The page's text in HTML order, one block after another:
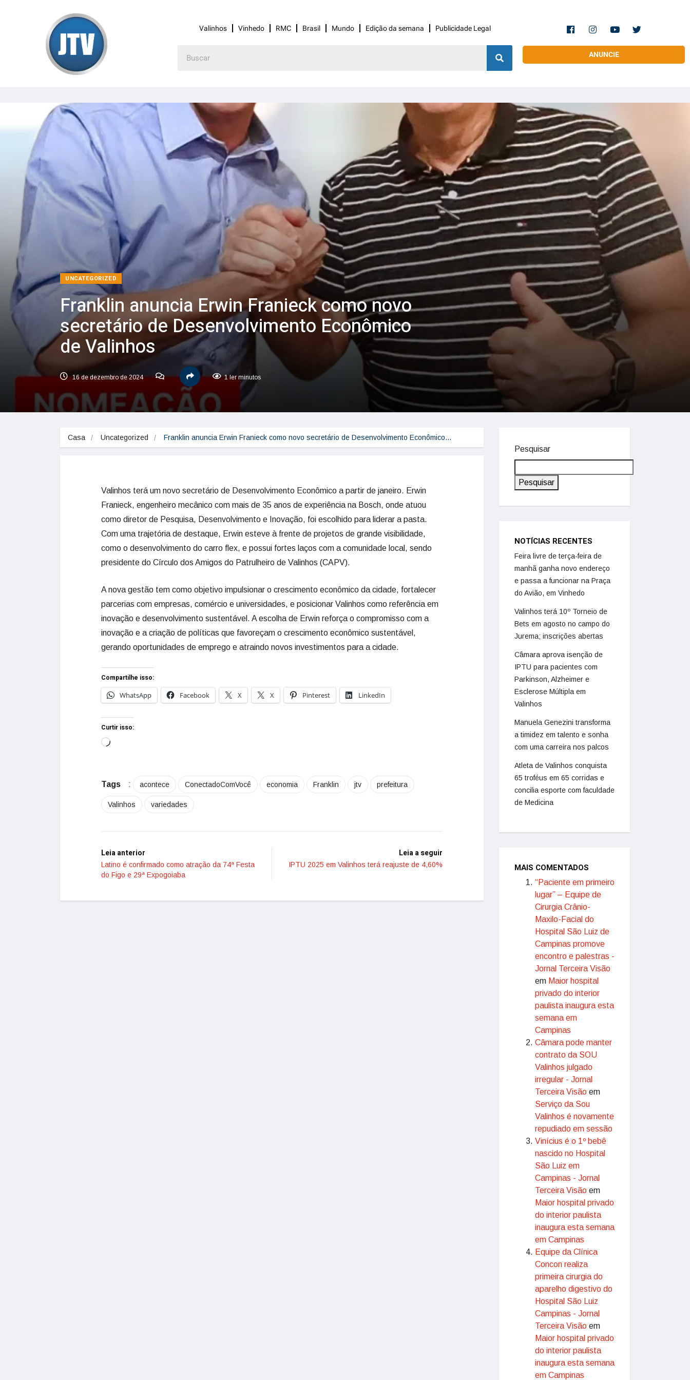
Valinhos Vinhedo RMC Brasil Mundo Edição da semana Publicidade Legal
ANUNCIE
UNCATEGORIZED
Franklin anuncia Erwin Franieck como novo
secretário de Desenvolvimento Econômico
de Valinhos
16 de dezembro de 2024 1 ler minutos
Casa Uncategorized Franklin anuncia Erwin Franieck como novo secretário de Desenvolvimento Econômico…
Valinhos terá um novo secretário de Desenvolvimento Econômico a partir de janeiro. Erwin
Franieck, engenheiro mecânico com mais de 35 anos de experiência na Bosch, onde atuou
como diretor de Pesquisa, Desenvolvimento e Inovação, foi escolhido para liderar a pasta.
Com uma trajetória de destaque, Erwin esteve à frente de projetos de grande visibilidade,
como o desenvolvimento do carro flex, e possui fortes laços com a comunidade local, sendo
presidente do Círculo dos Amigos do Patrulheiro de Valinhos (CAPV).
A nova gestão tem como objetivo impulsionar o crescimento econômico da cidade, fortalecer
parcerias com empresas, comércio e universidades, e posicionar Valinhos como referência em
inovação e desenvolvimento sustentável. A escolha de Erwin reforça o compromisso com a
inovação e a criação de políticas que favoreçam o crescimento econômico sustentável,
gerando oportunidades de emprego e atraindo novos investimentos para a cidade.
Compartilhe isso:
WhatsApp
Facebook X X Pinterest LinkedIn
Curtir isso:
Tags : acontece ConectadoComVocê economia Franklin jtv prefeitura
Valinhos variedades
Leia anterior
Latino é confirmado como atração da 74ª Festa
do Figo e 29ª Expogoiaba
Leia a seguir
IPTU 2025 em Valinhos terá reajuste de 4,60%
Pesquisar
Pesquisar
NOTÍCIAS RECENTES
Feira livre de terça-feira de
manhã ganha novo endereço
e passa a funcionar na Praça
do Avião, em Vinhedo
Valinhos terá 10º Torneio de
Bets em agosto no campo do
Jurema; inscrições abertas
Câmara aprova isenção de
IPTU para pacientes com
Parkinson, Alzheimer e
Esclerose Múltipla em
Valinhos
Manuela Genezini transforma
a timidez em talento e sonha
com uma carreira nos palcos
Atleta de Valinhos conquista
65 troféus em 65 corridas e
concilia esporte com faculdade
de Medicina
MAIS COMENTADOS
“Paciente em primeiro
lugar” – Equipe de
Cirurgia Crânio-
Maxilo-Facial do
Hospital São Luiz de
Campinas promove
encontro e palestras -
Jornal Terceira Visão
em Maior hospital
privado do interior
paulista inaugura esta
semana em
Campinas
Câmara pode manter
contrato da SOU
Valinhos julgado
irregular - Jornal
Terceira Visão em
Serviço da Sou
Valinhos é novamente
repudiado em sessão
Vinícius é o 1º bebê
nascido no Hospital
São Luiz em
Campinas - Jornal
Terceira Visão em
Maior hospital privado
do interior paulista
inaugura esta semana
em Campinas
Equipe da Clínica
Concon realiza
primeira cirurgia do
aparelho digestivo do
Hospital São Luiz
Campinas - Jornal
Terceira Visão em
Maior hospital privado
do interior paulista
inaugura esta semana
em Campinas